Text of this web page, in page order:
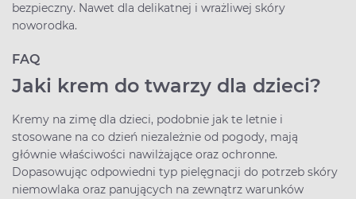
bezpieczny. Nawet dla delikatnej i wrażliwej skóry
noworodka.
FAQ
Jaki krem do twarzy dla dzieci?
Kremy na zimę dla dzieci, podobnie jak te letnie i
stosowane na co dzień niezależnie od pogody, mają
głównie właściwości nawilżające oraz ochronne.
Dopasowując odpowiedni typ pielęgnacji do potrzeb skóry
niemowlaka oraz panujących na zewnątrz warunków